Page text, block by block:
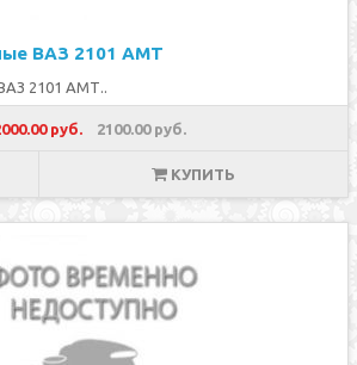
ВАЗ 2101 АМТ
2101 АМТ..
руб. 2100.00 руб.
КУПИТЬ